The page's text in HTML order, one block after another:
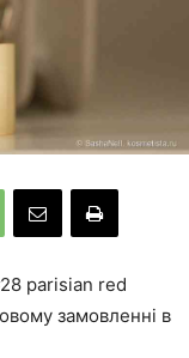
parisian red
замовленні в